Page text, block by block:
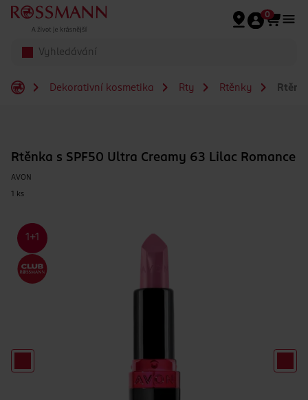
Přeskočit na hlavmní obsah
0
Dekorativní kosmetika Rty Rtěnky
Rtěnka s SPF50 Ultra Creamy 63 Lilac Romance
AVON
1 ks